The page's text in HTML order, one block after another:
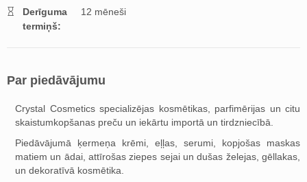
Derīguma
termiņš:
12 mēneši
Par piedāvājumu
Crystal Cosmetics specializējas kosmētikas, parfimērijas un citu
skaistumkopšanas preču un iekārtu importā un tirdzniecībā.
Piedāvājumā ķermeņa krēmi, eļļas, serumi, kopjošas maskas
matiem un ādai, attīrošas ziepes sejai un dušas želejas, gēllakas,
un dekoratīvā kosmētika.